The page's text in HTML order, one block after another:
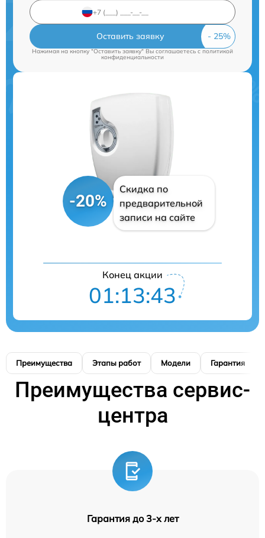
Оставить заявку
Нажимая на кнопку "Оставить заявку" Вы соглашаетесь cполитикой
конфиденциальности
-20%
Скидка по
предварительной
записи на сайте
Конец акции
01:13:42
Преимущества Этапы работ Модели Гарантия
Преимущества сервис-
центра
Гарантия до 3-х лет